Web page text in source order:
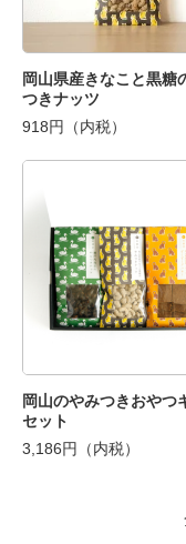
岡山県産きなこと黒糖
つきナッツ
918円（内税）
岡山のやみつきおやつ
セット
3,186円（内税）